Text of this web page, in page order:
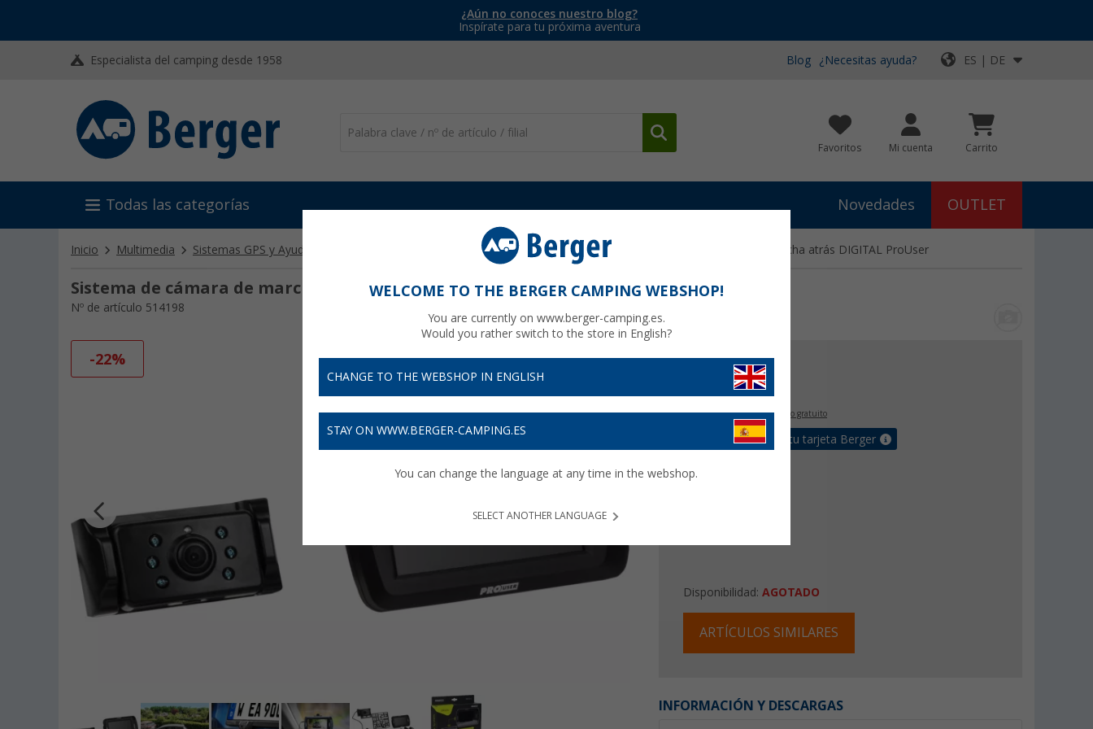
¿Aún no conoces nuestro blog?
Inspírate para tu próxima aventura
Especialista del camping desde 1958 Blog ¿Necesitas ayuda? ES | DE
Favoritos Mi cuenta Carrito
Todas las categorías Novedades OUTLET
Inicio Multimedia Sistemas GPS y Ayudas Camper Cámaras Marcha Atrás y Ayudas de Maniobras Sistema de cámara de marcha atrás DIGITAL ProUser
Sistema de cámara de marcha atrás DIGITAL ProUser
Nº de artículo 514198
-22% PVP257, €
00€
Precios con IVA incluido envío gratuito
€ de bonus en tu tarjeta Berger
Disponibilidad: AGOTADO
ARTÍCULOS SIMILARES
INFORMACIÓN Y DESCARGAS
WELCOME TO THE BERGER CAMPING WEBSHOP!
You are currently on www.berger-camping.es.
Would you rather switch to the store in English?
CHANGE TO THE WEBSHOP IN ENGLISH
STAY ON WWW.BERGER-CAMPING.ES
You can change the language at any time in the webshop.
SELECT ANOTHER LANGUAGE